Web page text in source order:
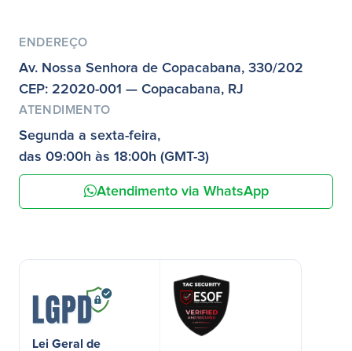
ENDEREÇO
Av. Nossa Senhora de Copacabana, 330/202
CEP: 22020-001 — Copacabana, RJ
ATENDIMENTO
Segunda a sexta-feira,
das 09:00h às 18:00h (GMT-3)
Atendimento via WhatsApp
Lei Geral de